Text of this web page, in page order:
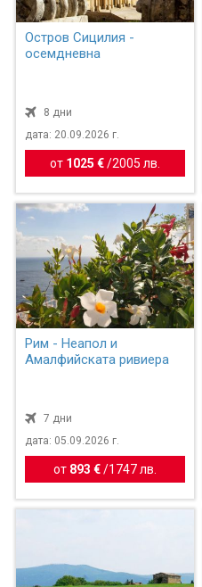
Остров Сицилия -
осемдневна
8 дни
дата: 20.09.2026 г.
от 1025 € /2005 лв.
Рим - Неапол и
Амалфийската ривиера
7 дни
дата: 05.09.2026 г.
от 893 € / 1747 лв.